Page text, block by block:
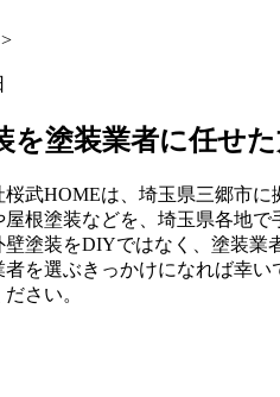
>
を塗装業者に任せ
武HOMEは、埼玉県三郷市に
根塗装などを、埼玉県各地で
塗装をDIYではなく、塗装業
を選ぶきっかけになれば幸い
さい。